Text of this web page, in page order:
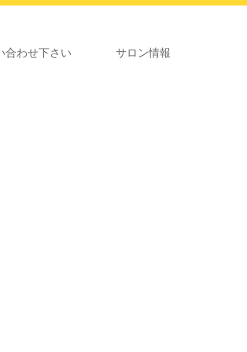
せ下さい サロン情報